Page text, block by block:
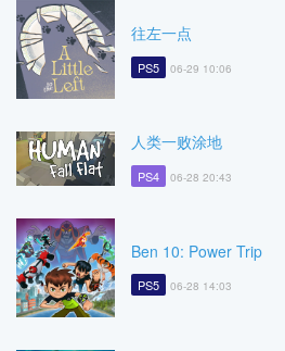
往左一点
PS5 06-29 10:06
人类一败涂地
PS4 06-28 20:43
Ben 10: Power Trip
PS5 06-28 14:03